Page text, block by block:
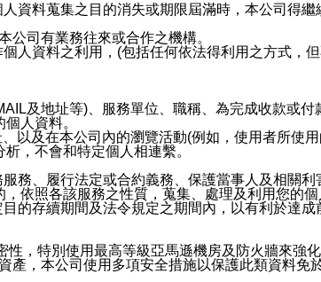
資料蒐集之目的消失或期限屆滿時，本公司得繼
公司有業務往來或合作之機構。
人資料之利用，(包括任何依法得利用之方式，
及地址等)、服務單位、職稱、為完成收款或
人資料。
以及在本公司內的瀏覽活動(例如，使用者所使
，不會和特定個人相連繫。
務、履行法定或合約義務、保護當事人及相關
依照各該服務之性質，蒐集、處理及利用您的個
的存續期間及法令規定之期間內，以有利於達
，特別使用最高等級亞馬遜機房及防火牆來強
，本公司使用多項安全措施以保護此類資料免